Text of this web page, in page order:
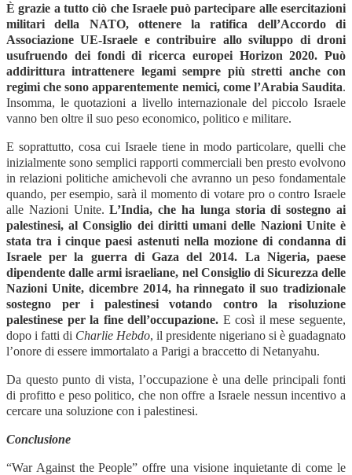
È grazie a tutto ciò che Israele può partecipare alle esercitazioni
militari della NATO, ottenere la ratifica dell’Accordo di
Associazione UE-Israele e contribuire allo sviluppo di droni
usufruendo dei fondi di ricerca europei Horizon 2020. Può
addirittura intrattenere legami sempre più stretti anche con
regimi che sono apparentemente nemici, come l’Arabia Saudita.
Insomma, le quotazioni a livello internazionale del piccolo Israele
vanno ben oltre il suo peso economico, politico e militare.
E soprattutto, cosa cui Israele tiene in modo particolare, quelli che
inizialmente sono semplici rapporti commerciali ben presto evolvono
in relazioni politiche amichevoli che avranno un peso fondamentale
quando, per esempio, sarà il momento di votare pro o contro Israele
alle Nazioni Unite.L’India, che ha lunga storia di sostegno ai
palestinesi, al Consiglio dei diritti umani delle Nazioni Unite è
stata tra i cinque paesi astenuti nella mozione di condanna di
Israele per la guerra di Gaza del 2014. La Nigeria, paese
dipendente dalle armi israeliane, nel Consiglio di Sicurezza delle
Nazioni Unite, dicembre 2014, ha rinnegato il suo tradizionale
sostegno per i palestinesi votando contro la risoluzione
palestinese per la fine dell’occupazione. E così il mese seguente,
dopo i fatti di Charlie Hebdo, il presidente nigeriano si è guadagnato
l’onore di essere immortalato a Parigi a braccetto di Netanyahu.
Da questo punto di vista, l’occupazione è una delle principali fonti
di profitto e peso politico, che non offre a Israele nessun incentivo a
cercare una soluzione con i palestinesi.
Conclusione
“War Against the People” offre una visione inquietante di come le